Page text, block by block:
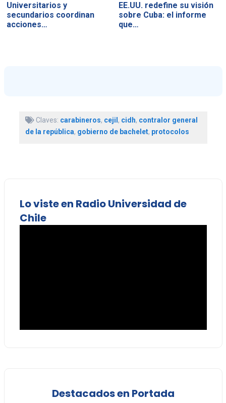
Universitarios y
secundarios coordinan
acciones…
EE.UU. redefine su visión
sobre Cuba: el informe
que…
Claves: carabineros, cejil, cidh, contralor general
de la república, gobierno de bachelet, protocolos
Lo viste en Radio Universidad de
Chile
Destacados en Portada